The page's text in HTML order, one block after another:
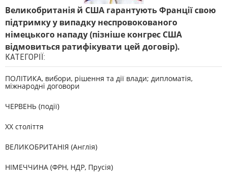
Великобританія й США гарантують Франції свою
підтримку у випадку неспровокованого
німецького нападу (пізніше конгрес США
відмовиться ратифікувати цей договір).
КАТЕГОРІЇ:
ПОЛІТИКА, вибори, рішення та дії влади; дипломатія,
міжнародні договори
ЧЕРВЕНЬ (події)
XX століття
ВЕЛИКОБРИТАНІЯ (Англія)
НІМЕЧЧИНА (ФРН, НДР, Прусія)